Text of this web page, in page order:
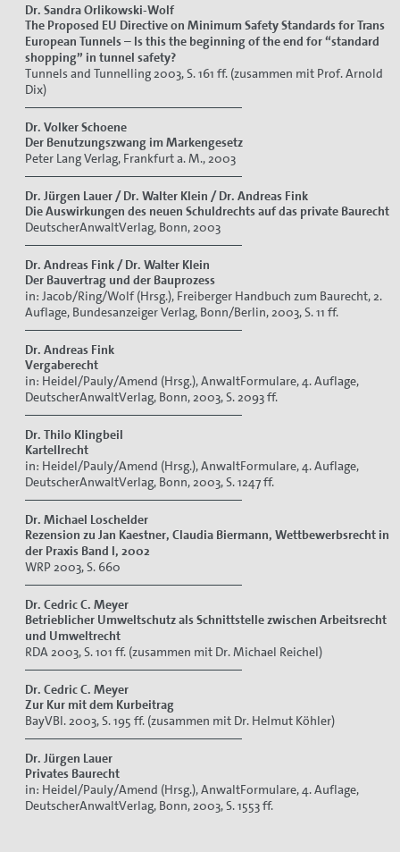
Dr. Sandra Orlikowski-Wolf
The Proposed EU Directive on Minimum Safety Standards for Trans
European Tunnels – Is this the beginning of the end for “standard
shopping” in tunnel safety?
Tunnels and Tunnelling 2003, S. 161 ff. (zusammen mit Prof. Arnold
Dix)
Dr. Volker Schoene
Der Benutzungszwang im Markengesetz
Peter Lang Verlag, Frankfurt a. M., 2003
Dr. Jürgen Lauer / Dr. Walter Klein / Dr. Andreas Fink
Die Auswirkungen des neuen Schuldrechts auf das private Baurecht
DeutscherAnwaltVerlag, Bonn, 2003
Dr. Andreas Fink / Dr. Walter Klein
Der Bauvertrag und der Bauprozess
in: Jacob/Ring/Wolf (Hrsg.), Freiberger Handbuch zum Baurecht, 2.
Auflage, Bundesanzeiger Verlag, Bonn/Berlin, 2003, S. 11 ff.
Dr. Andreas Fink
Vergaberecht
in: Heidel/Pauly/Amend (Hrsg.), AnwaltFormulare, 4. Auflage,
DeutscherAnwaltVerlag, Bonn, 2003, S. 2093 ff.
Dr. Thilo Klingbeil
Kartellrecht
in: Heidel/Pauly/Amend (Hrsg.), AnwaltFormulare, 4. Auflage,
DeutscherAnwaltVerlag, Bonn, 2003, S. 1247 ff.
Dr. Michael Loschelder
Rezension zu Jan Kaestner, Claudia Biermann, Wettbewerbsrecht in
der Praxis Band I, 2002
WRP 2003, S. 660
Dr. Cedric C. Meyer
Betrieblicher Umweltschutz als Schnittstelle zwischen Arbeitsrecht
und Umweltrecht
RDA 2003, S. 101 ff. (zusammen mit Dr. Michael Reichel)
Dr. Cedric C. Meyer
Zur Kur mit dem Kurbeitrag
BayVBl. 2003, S. 195 ff. (zusammen mit Dr. Helmut Köhler)
Dr. Jürgen Lauer
Privates Baurecht
in: Heidel/Pauly/Amend (Hrsg.), AnwaltFormulare, 4. Auflage,
DeutscherAnwaltVerlag, Bonn, 2003, S. 1553 ff.